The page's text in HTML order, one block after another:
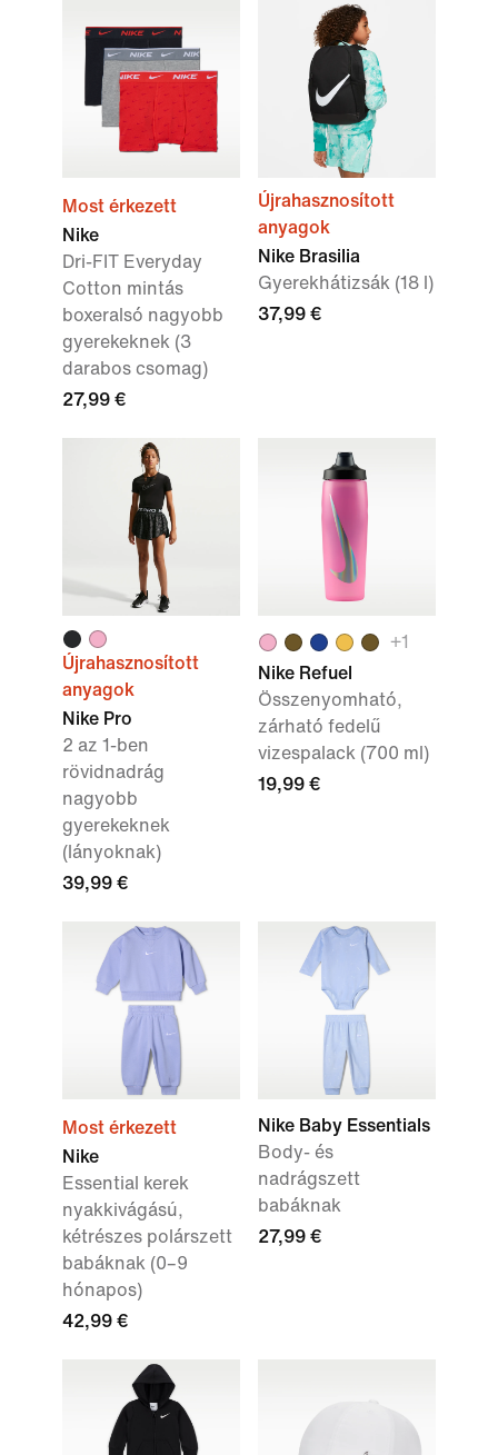
Most érkezett
Nike
Dri-FIT Everyday
Cotton mintás
boxeralsó nagyobb
gyerekeknek (3
darabos csomag)
27,99 €
Újrahasznosított
anyagok
Nike Brasilia
Gyerekhátizsák (18 l)
37,99 €
Újrahasznosított
anyagok
Nike Pro
2 az 1-ben
rövidnadrág
nagyobb
gyerekeknek
(lányoknak)
39,99 €
+1
Nike Refuel
Összenyomható,
zárható fedelű
vizespalack (700 ml)
19,99 €
Most érkezett
Nike
Essential kerek
nyakkivágású,
kétrészes polárszett
babáknak (0–9
hónapos)
42,99 €
Nike Baby Essentials
Body- és
nadrágszett
babáknak
27,99 €